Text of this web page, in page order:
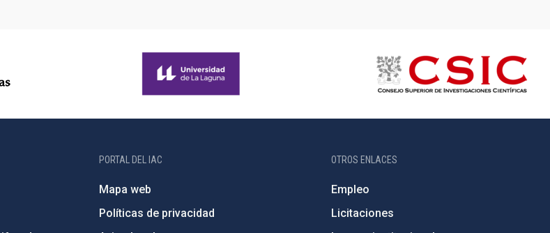
PORTAL DEL IAC
Mapa web
Políticas de privacidad
OTROS ENLACES
Empleo
Licitaciones